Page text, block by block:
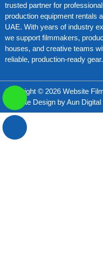
trusted partner for
production equipment rentals
UAE. With years of industry
we support filmmakers,
houses, and creative teams
reliable, production-ready gear.
Copyright © 2026 Website
Website Design byAun Digital